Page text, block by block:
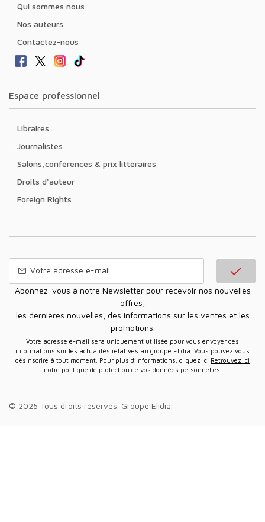
Qui sommes nous
Nos auteurs
Contactez-nous
Espace professionnel
Libraires
Journalistes
Salons,conférences & prix littéraires
Droits d'auteur
Foreign Rights
Abonnez-vous à notre Newsletter pour recevoir nos nouvelles
offres,
les dernières nouvelles, des informations sur les ventes et les
promotions.
Votre adresse e-mail sera uniquement utilisée pour vous envoyer des
informations sur les actualités relatives au groupe Elidia. Vous pouvez vous
désinscrire à tout moment. Pour plus d’informations, cliquez ici Retrouvez ici
notre politique de protection de vos données personnelles
© 2026 Tous droits réservés. Groupe Elidia